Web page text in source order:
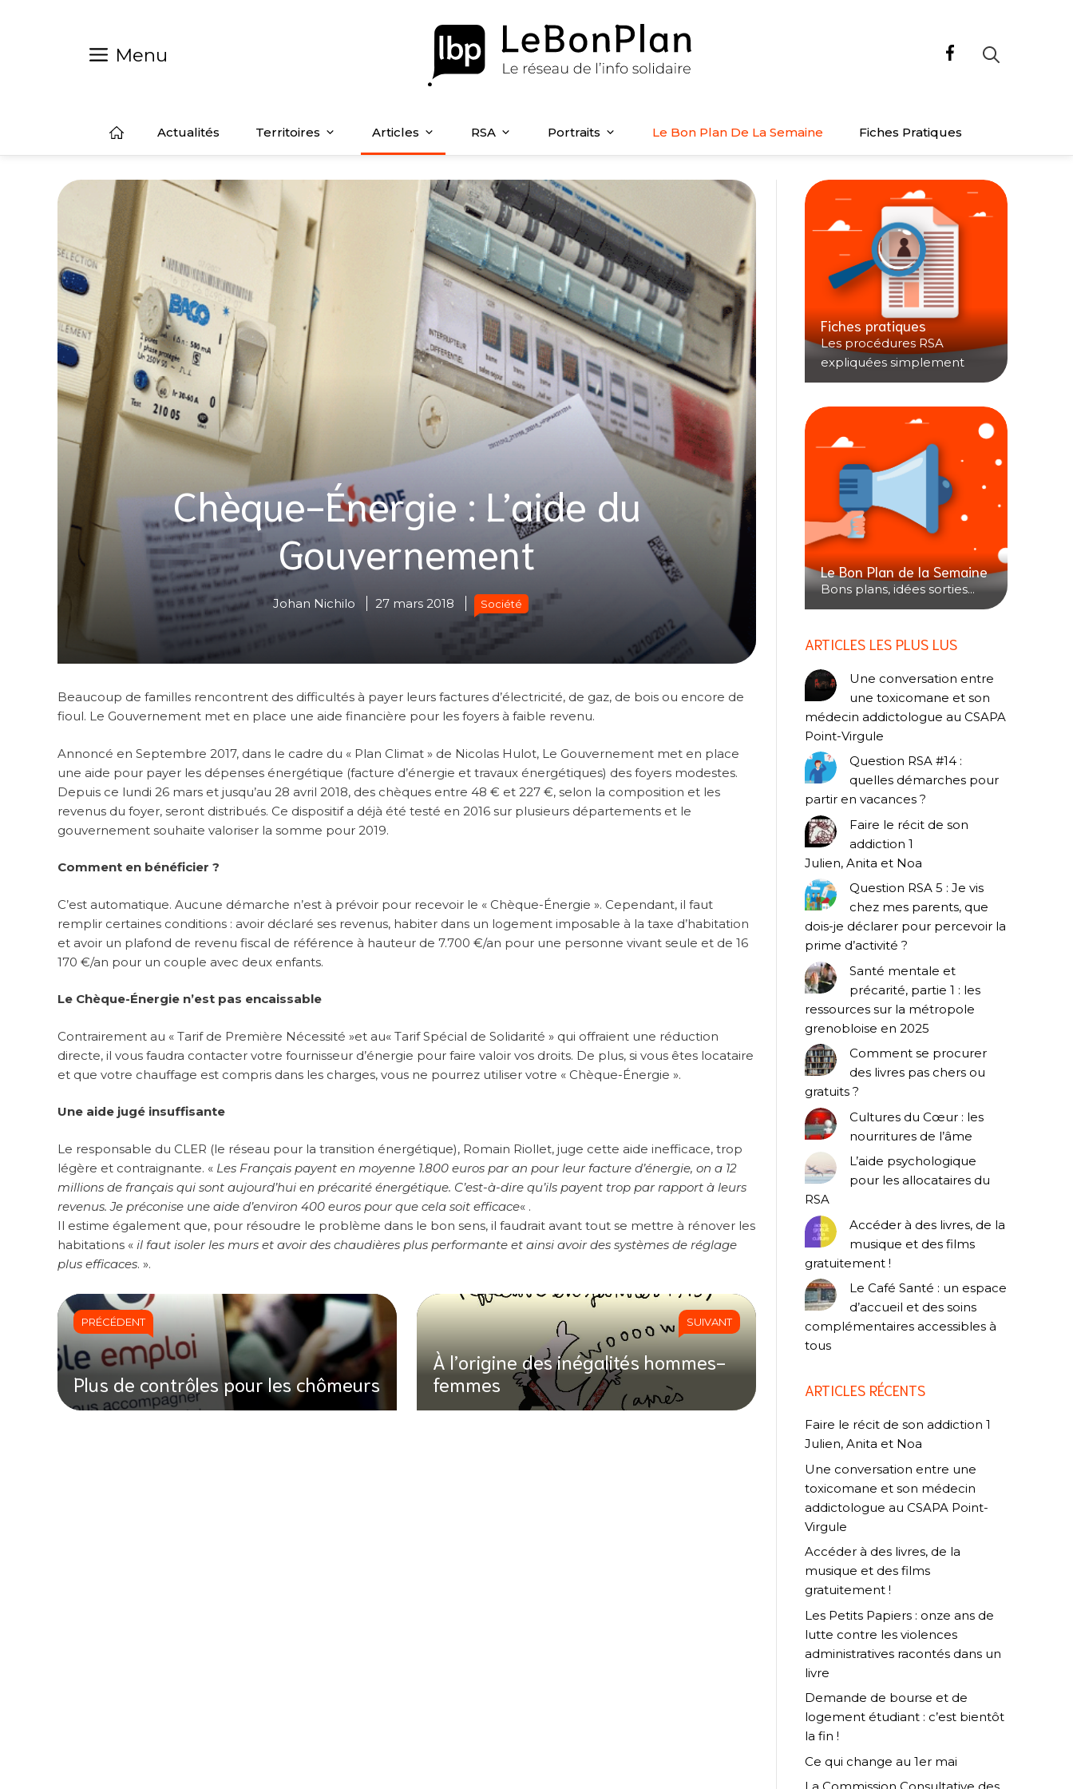
Menu
Actualités Territoires Articles RSA Portraits Le Bon Plan De La Semaine Fiches Pratiques
Chèque-Énergie : L’aide du
Gouvernement
Johan Nichilo 27 mars 2018 Société
Beaucoup de familles rencontrent des difficultés à payer leurs factures d’électricité, de gaz, de bois ou encore de
fioul. Le Gouvernement met en place une aide financière pour les foyers à faible revenu.
Annoncé en Septembre 2017, dans le cadre du « Plan Climat » de Nicolas Hulot, Le Gouvernement met en place
une aide pour payer les dépenses énergétique (facture d’énergie et travaux énergétiques) des foyers modestes.
Depuis ce lundi 26 mars et jusqu’au 28 avril 2018, des chèques entre 48 € et 227 €, selon la composition et les
revenus du foyer, seront distribués. Ce dispositif a déjà été testé en 2016 sur plusieurs départements et le
gouvernement souhaite valoriser la somme pour 2019.
Comment en bénéficier ?
C’est automatique. Aucune démarche n’est à prévoir pour recevoir le « Chèque-Énergie ». Cependant, il faut
remplir certaines conditions : avoir déclaré ses revenus, habiter dans un logement imposable à la taxe d’habitation
et avoir un plafond de revenu fiscal de référence à hauteur de 7.700 €/an pour une personne vivant seule et de 16
170 €/an pour un couple avec deux enfants.
Le Chèque-Énergie n’est pas encaissable
Contrairement au « Tarif de Première Nécessité »et au« Tarif Spécial de Solidarité » qui offraient une réduction
directe, il vous faudra contacter votre fournisseur d’énergie pour faire valoir vos droits. De plus, si vous êtes locataire
et que votre chauffage est compris dans les charges, vous ne pourrez utiliser votre « Chèque-Énergie ».
Une aide jugé insuffisante
Le responsable du CLER (le réseau pour la transition énergétique), Romain Riollet, juge cette aide inefficace, trop
légère et contraignante. « Les Français payent en moyenne 1.800 euros par an pour leur facture d’énergie, on a 12
millions de français qui sont aujourd’hui en précarité énergétique. C’est-à-dire qu’ils payent trop par rapport à leurs
revenus. Je préconise une aide d’environ 400 euros pour que cela soit efficace« .
Il estime également que, pour résoudre le problème dans le bon sens, il faudrait avant tout se mettre à rénover les
habitations « il faut isoler les murs et avoir des chaudières plus performante et ainsi avoir des systèmes de réglage
plus efficaces. ».
PRÉCÉDENT
Plus de contrôles pour les chômeurs
SUIVANT
À l’origine des inégalités hommes-
femmes
Fiches pratiques
Les procédures RSA
expliquées simplement
Le Bon Plan de la Semaine
Bons plans, idées sorties...
ARTICLES LES PLUS LUS
Une conversation entre
une toxicomane et son
médecin addictologue au CSAPA
Point-Virgule
Question RSA #14 :
quelles démarches pour
partir en vacances ?
Faire le récit de son
addiction 1
Julien, Anita et Noa
Question RSA 5 : Je vis
chez mes parents, que
dois-je déclarer pour percevoir la
prime d’activité ?
Santé mentale et
précarité, partie 1 : les
ressources sur la métropole
grenobloise en 2025
Comment se procurer
des livres pas chers ou
gratuits ?
Cultures du Cœur : les
nourritures de l’âme
L’aide psychologique
pour les allocataires du
RSA
Accéder à des livres, de la
musique et des films
gratuitement !
Le Café Santé : un espace
d’accueil et des soins
complémentaires accessibles à
tous
ARTICLES RÉCENTS
Faire le récit de son addiction 1
Julien, Anita et Noa
Une conversation entre une
toxicomane et son médecin
addictologue au CSAPA Point-
Virgule
Accéder à des livres, de la
musique et des films
gratuitement !
Les Petits Papiers : onze ans de
lutte contre les violences
administratives racontés dans un
livre
Demande de bourse et de
logement étudiant : c’est bientôt
la fin !
Ce qui change au 1er mai